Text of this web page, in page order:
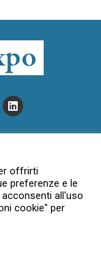
NOVAJO
- Non opere
IT)
offrirti
preferenze e le
all'uso
cookie" per